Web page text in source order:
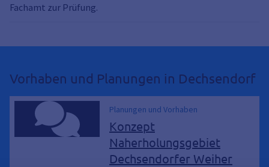
Fachamt zur Prüfung.
Vorhaben und Planungen in Dechsendorf
Planungen und Vorhaben
Konzept
Naherholungsgebiet
Dechsendorfer Weiher